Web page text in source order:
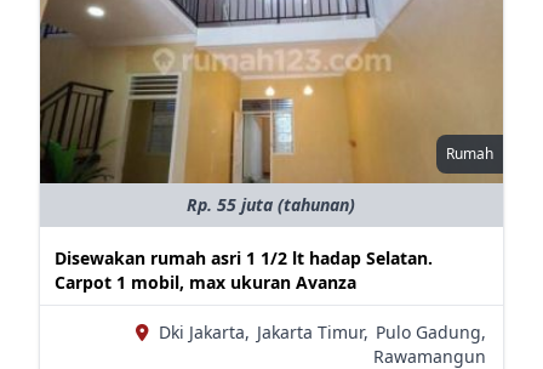
Rumah
Rp. 55 juta (tahunan)
Disewakan rumah asri 1 1/2 lt hadap Selatan.
Carpot 1 mobil, max ukuran Avanza
Dki Jakarta, Jakarta Timur, Pulo Gadung,
Rawamangun